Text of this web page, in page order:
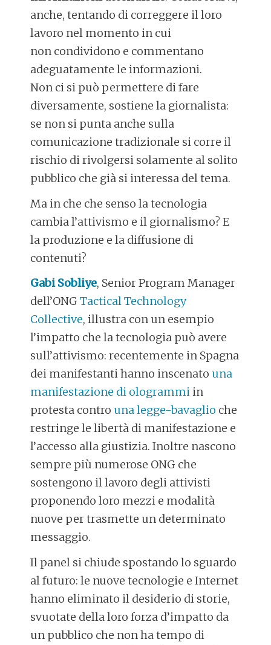
anche, tentando di correggere il loro
lavoro nel momento in cui
non condividono e commentano
adeguatamente le informazioni.
Non ci si può permettere di fare
diversamente, sostiene la giornalista:
se non si punta anche sulla
comunicazione tradizionale si corre il
rischio di rivolgersi solamente al solito
pubblico che già si interessa del tema.
Ma in che che senso la tecnologia
cambia l’attivismo e il giornalismo? E
la produzione e la diffusione di
contenuti?
Gabi Sobliye, Senior Program Manager
dell’ONGTactical Technology
Collective, illustra con un esempio
l’impatto che la tecnologia può avere
sull’attivismo: recentemente in Spagna
dei manifestanti hanno inscenato una
manifestazione di ologrammiin
protesta contro una legge-bavaglio che
restringe le libertà di manifestazione e
l’accesso alla giustizia. Inoltre nascono
sempre più numerose ONG che
sostengono il lavoro degli attivisti
proponendo loro mezzi e modalità
nuove per trasmette un determinato
messaggio.
Il panel si chiude spostando lo sguardo
al futuro: le nuove tecnologie e Internet
hanno eliminato il desiderio di storie,
svuotate della loro forza d’impatto da
un pubblico che non ha tempo di